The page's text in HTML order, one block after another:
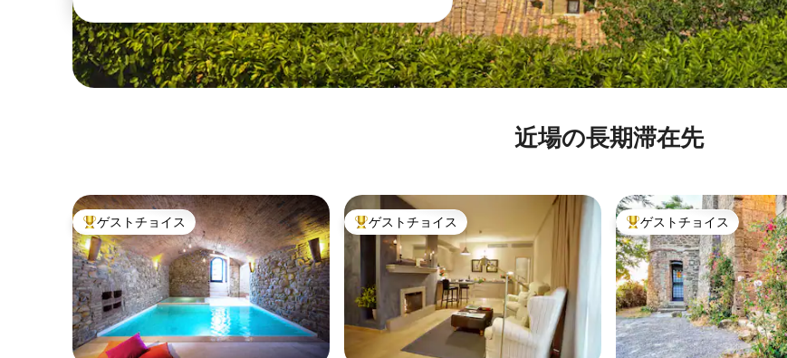
近場の長期滞在先
大好評のゲストチョイスです。
ゲストチョイス 大好評のゲストチョイスです。
ゲストチョイス 大好評のゲストチョイスで
ゲストチョイス